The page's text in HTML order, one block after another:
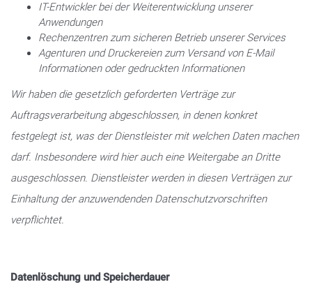
IT-Entwickler bei der Weiterentwicklung unserer
Anwendungen
Rechenzentren zum sicheren Betrieb unserer Services
Agenturen und Druckereien zum Versand von E-Mail
Informationen oder gedruckten Informationen
Wir haben die gesetzlich geforderten Verträge zur
Auftragsverarbeitung abgeschlossen, in denen konkret
festgelegt ist, was der Dienstleister mit welchen Daten machen
darf. Insbesondere wird hier auch eine Weitergabe an Dritte
ausgeschlossen. Dienstleister werden in diesen Verträgen zur
Einhaltung der anzuwendenden Datenschutzvorschriften
verpflichtet.
Datenlöschung und Speicherdauer